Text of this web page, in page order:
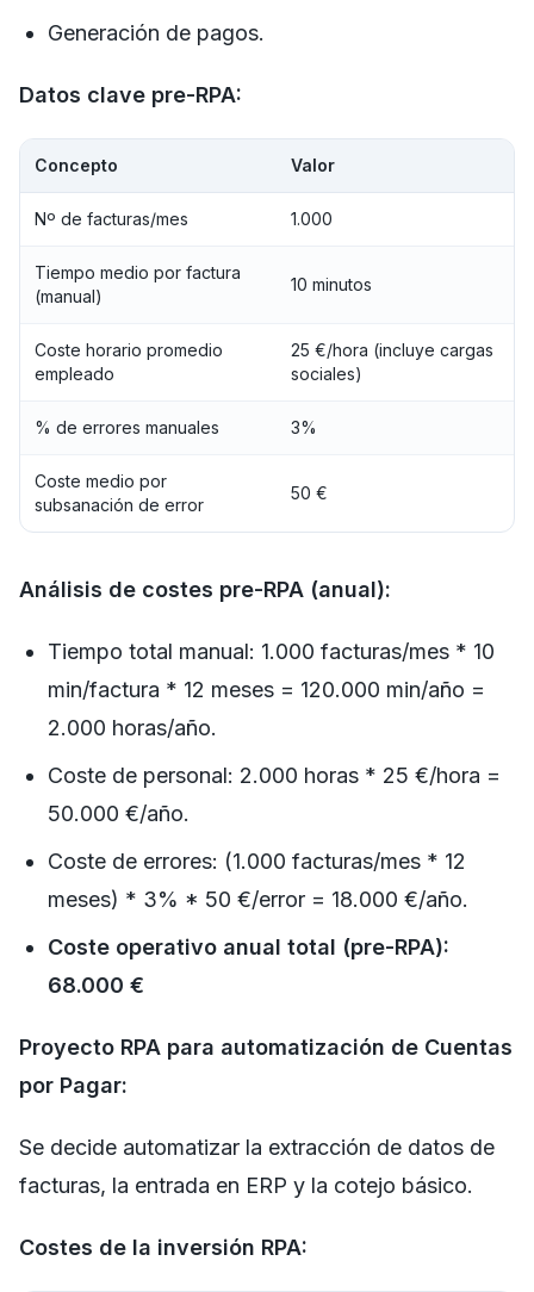
Generación de pagos.
Datos clave pre-RPA:
Concepto Valor
Nº de facturas/mes 1.000
Tiempo medio por factura
(manual)
10 minutos
Coste horario promedio
empleado
25 €/hora (incluye cargas
sociales)
% de errores manuales 3%
Coste medio por
subsanación de error
50 €
Análisis de costes pre-RPA (anual):
Tiempo total manual: 1.000 facturas/mes * 10
min/factura * 12 meses = 120.000 min/año =
2.000 horas/año.
Coste de personal: 2.000 horas * 25 €/hora =
50.000 €/año.
Coste de errores: (1.000 facturas/mes * 12
meses) * 3% * 50 €/error = 18.000 €/año.
Coste operativo anual total (pre-RPA):
68.000 €
Proyecto RPA para automatización de Cuentas
por Pagar:
Se decide automatizar la extracción de datos de
facturas, la entrada en ERP y la cotejo básico.
Costes de la inversión RPA: